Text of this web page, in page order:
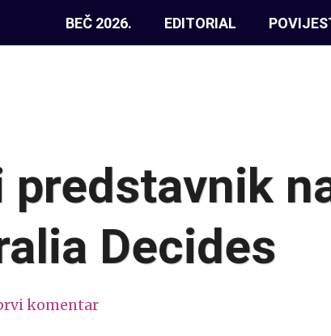
BEČ 2026. EDITORIAL
predstavnik
Decides
komentar